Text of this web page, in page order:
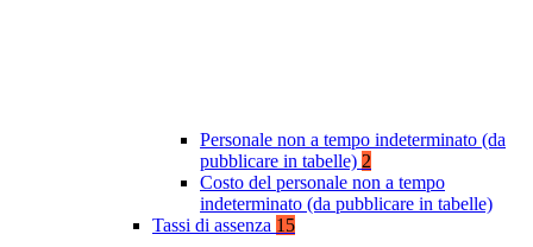
Personale non a tempo indeterminato (da
pubblicare in tabelle) 2
Costo del personale non a tempo
indeterminato (da pubblicare in tabelle)
Tassi di assenza 15